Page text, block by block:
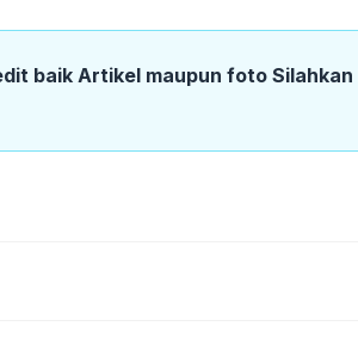
baik Artikel maupun foto Silahkan